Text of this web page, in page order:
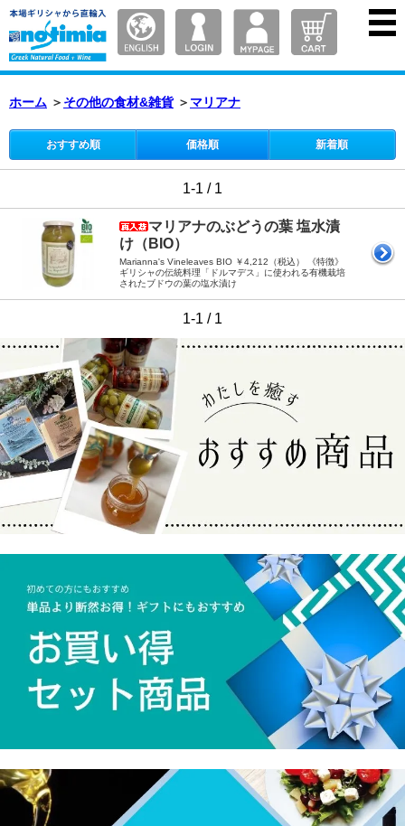
ホーム ＞ その他の食材&雑貨 ＞ マリアナ
おすすめ順 価格順 新着順
1-1 / 1
マリアナのぶどうの葉 塩水漬
け（BIO）
Marianna's Vineleaves BIO ￥4,212（税込） 《特徴》
ギリシャの伝統料理「ドルマデス」に使われる有機栽培
されたブドウの葉の塩水漬け
1-1 / 1